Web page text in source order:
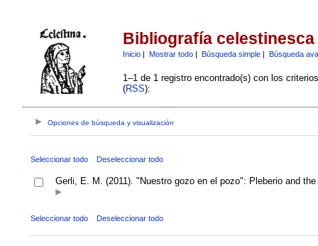
Bibliografía celestinesca
Inicio| Mostrar todo| Búsqueda simple| Búsqueda
1–1 de 1 registro encontrado(s) con los
(RSS):
Opciones de búsqueda y visualización
Seleccionar todo Deseleccionar todo
Gerli, E. M. (2011). "Nuestro gozo en el pozo": Pleberio and
Seleccionar todo Deseleccionar todo